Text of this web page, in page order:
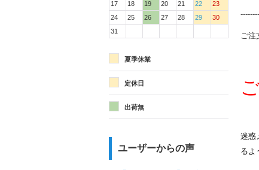
17
18 19 20 21 22
23
24
25 26 27 28 29
30
31
夏季休業
定休日
出荷無
ユーザーからの声
ご注
迷惑
るよ